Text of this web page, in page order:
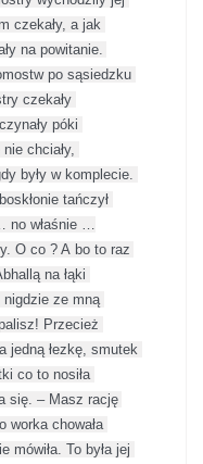
czekały, a jak
na powitanie.
po sąsiedzku
czekały
póki
chciały,
były w komplecie.
tańczył
no właśnie …
co ? A bo to raz
na łąki
nigdzie ze mną
Przecież
jedną łezkę, smutek
co to nosiła
się. – Masz rację
worka chowała
mówiła. To była jej